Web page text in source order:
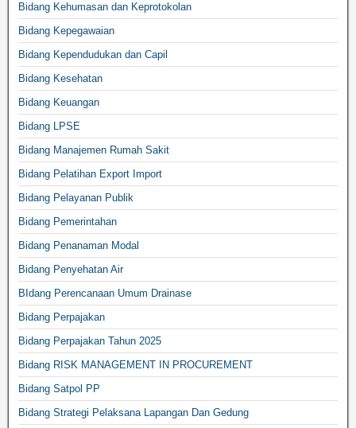
Bidang Kehumasan dan Keprotokolan
Bidang Kepegawaian
Bidang Kependudukan dan Capil
Bidang Kesehatan
Bidang Keuangan
Bidang LPSE
Bidang Manajemen Rumah Sakit
Bidang Pelatihan Export Import
Bidang Pelayanan Publik
Bidang Pemerintahan
Bidang Penanaman Modal
Bidang Penyehatan Air
BIdang Perencanaan Umum Drainase
Bidang Perpajakan
Bidang Perpajakan Tahun 2025
Bidang RISK MANAGEMENT IN PROCUREMENT
Bidang Satpol PP
Bidang Strategi Pelaksana Lapangan Dan Gedung